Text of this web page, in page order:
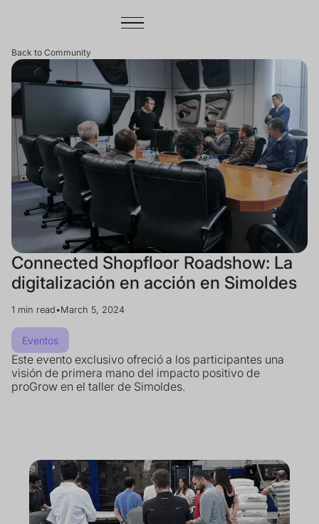
Back to Community
Connected Shopfloor Roadshow: La
digitalización en acción en Simoldes
1 min read •March 5, 2024
Eventos
Este evento exclusivo ofreció a los participantes una
visión de primera mano del impacto positivo de
proGrow en el taller de Simoldes.